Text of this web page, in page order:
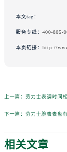
本文tag：
服务专线： 400-805-
本页链接： http://
上一篇： 劳力士表调时间
下一篇： 劳力士腕表表盘
相关文章